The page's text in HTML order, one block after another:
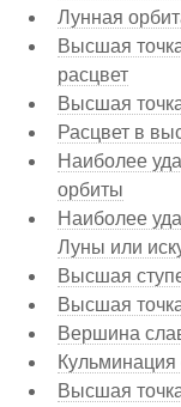
Лунная
Высшая
расцвет
Высшая
Расцвет в
Наиболее
орбиты
Наиболее
Луны или
Высшая
Высшая
Вершина
Кульминация
Высшая